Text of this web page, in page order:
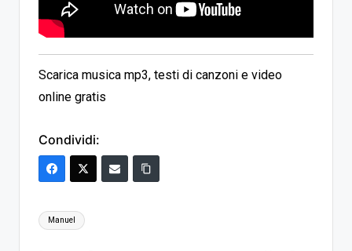
Scarica musica mp3, testi di canzoni e video
online gratis
Condividi:
Tags:
Manuel